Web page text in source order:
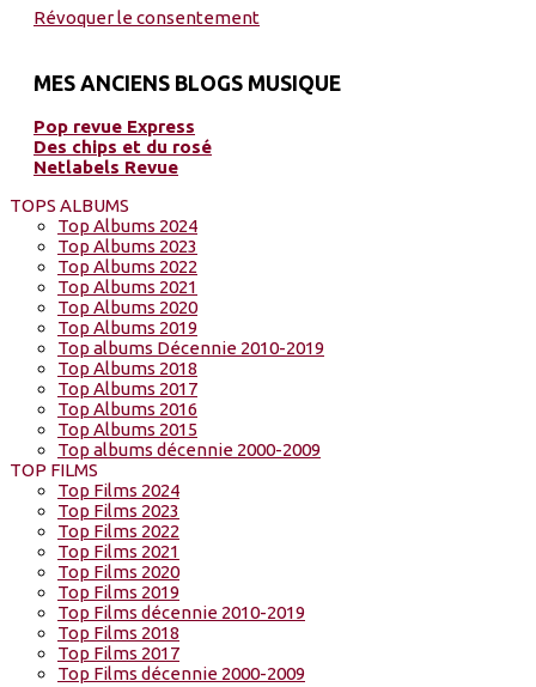
Révoquer le consentement
MES ANCIENS BLOGS MUSIQUE
Pop revue Express
Des chips et du rosé
Netlabels Revue
TOPS ALBUMS
Top Albums 2024
Top Albums 2023
Top Albums 2022
Top Albums 2021
Top Albums 2020
Top Albums 2019
Top albums Décennie 2010-2019
Top Albums 2018
Top Albums 2017
Top Albums 2016
Top Albums 2015
Top albums décennie 2000-2009
TOP FILMS
Top Films 2024
Top Films 2023
Top Films 2022
Top Films 2021
Top Films 2020
Top Films 2019
Top Films décennie 2010-2019
Top Films 2018
Top Films 2017
Top Films décennie 2000-2009